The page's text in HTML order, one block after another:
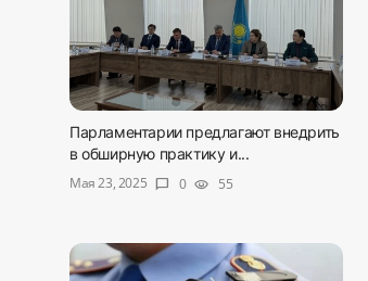
Парламентарии предлагают внедрить
в обширную практику и...
Мая 23, 2025
chat_bubble 0 visibility 55